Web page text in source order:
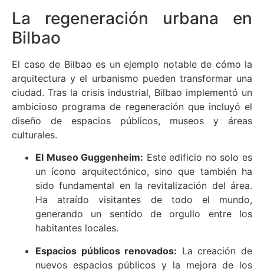
La regeneración urbana en
Bilbao
El caso de Bilbao es un ejemplo notable de cómo la
arquitectura y el urbanismo pueden transformar una
ciudad. Tras la crisis industrial, Bilbao implementó un
ambicioso programa de regeneración que incluyó el
diseño de espacios públicos, museos y áreas
culturales.
El Museo Guggenheim: Este edificio no solo es
un ícono arquitectónico, sino que también ha
sido fundamental en la revitalización del área.
Ha atraído visitantes de todo el mundo,
generando un sentido de orgullo entre los
habitantes locales.
Espacios públicos renovados: La creación de
nuevos espacios públicos y la mejora de los